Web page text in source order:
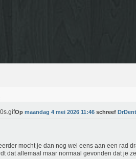
Op maandag 4 mei 2026 11:46 schreef
mocht je dan nog wel eens aan een rad
dat allemaal maar normaal gevonden dat je